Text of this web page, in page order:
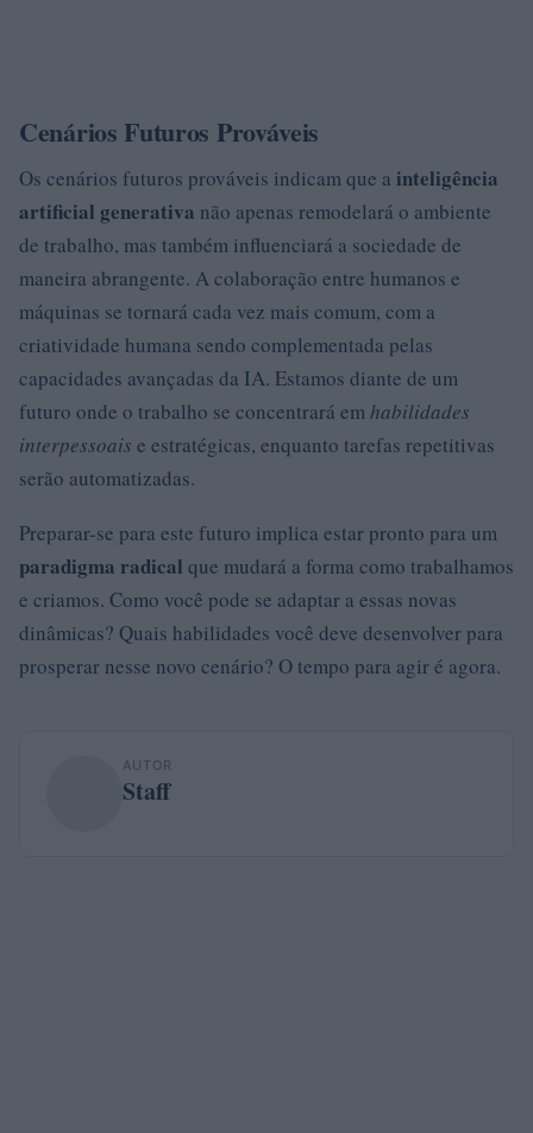
Cenários Futuros Prováveis
Os cenários futuros prováveis indicam que a inteligência
artificial generativa não apenas remodelará o ambiente
de trabalho, mas também influenciará a sociedade de
maneira abrangente. A colaboração entre humanos e
máquinas se tornará cada vez mais comum, com a
criatividade humana sendo complementada pelas
capacidades avançadas da IA. Estamos diante de um
futuro onde o trabalho se concentrará emhabilidades
interpessoais e estratégicas, enquanto tarefas repetitivas
serão automatizadas.
Preparar-se para este futuro implica estar pronto para um
paradigma radical que mudará a forma como trabalhamos
e criamos. Como você pode se adaptar a essas novas
dinâmicas? Quais habilidades você deve desenvolver para
prosperar nesse novo cenário? O tempo para agir é agora.
AUTOR
Staff